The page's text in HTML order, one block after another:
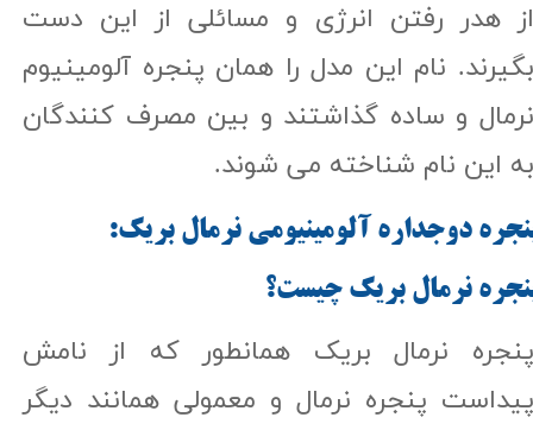
از هدر رفتن انرژی و مسائلی از این دست
بگیرند. نام این مدل را همان پنجره آلومینیوم
نرمال و ساده گذاشتند و بین مصرف کنندگان
به این نام شناخته می شوند.
دوجداره آلومینیومی نرمال بریک:​​​​​​​
نرمال بریک چیست؟​​​​​​​
پنجره نرمال بریک همانطور که از نامش
پیداست پنجره نرمال و معمولی همانند دیگر